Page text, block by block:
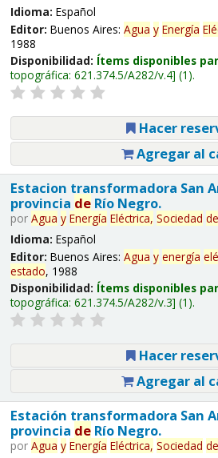
Idioma: Español
Editor: Buenos Aires: Agua y Energía
1988
Disponibilidad: Ítems disponibles
topográfica: 621.374.5/A282/v.4 (1).
Hacer
Agregar al
Estacion transformadora San
provincia deRío Negro.
por Agua y Energía Eléctrica, Sociedad de
Idioma: Español
Editor: Buenos Aires: Agua y energía
estado, 1988
Disponibilidad: Ítems disponibles
topográfica: 621.374.5/A282/v.3 (1).
Hacer
Agregar al
Estación transformadora San
provincia deRío Negro.
por Agua y Energía Eléctrica, Sociedad de